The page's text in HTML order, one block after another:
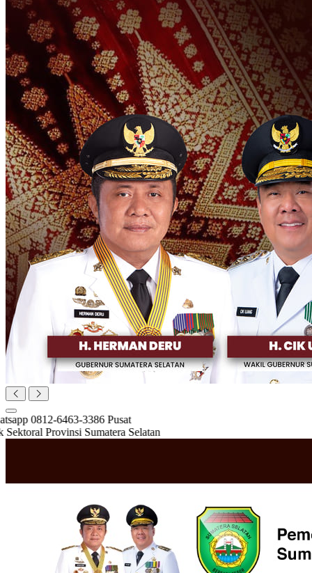
HELP CENTER Whatsapp 0812-6463-3386 Pusat
Layanan Data Statistik Sektoral Provinsi Sumatera Selatan